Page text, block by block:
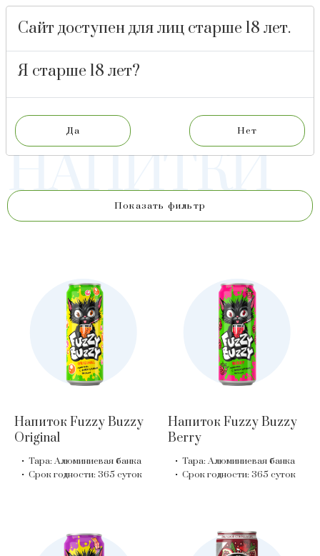
БАРНАУЛЬСКИЙ
ПИВОВАРЕННЫЙ
НАПИТКИ
БЕЗАЛКОГОЛЬНЫЕ НАПИТКИ
Показать фильтр
Напиток Fuzzy Buzzy
Original
Тара: Алюминиевая банка
Срок годности: 365 суток
Напиток Fuzzy Buzzy
Berry
Тара: Алюминиевая банка
Срок годности: 365 суток
Сайт доступен для лиц старше 18 лет.
Я старше 18 лет?